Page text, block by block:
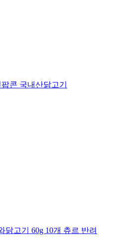
콘 국내산닭고기
닭고기 60g 10개 츄르 반려